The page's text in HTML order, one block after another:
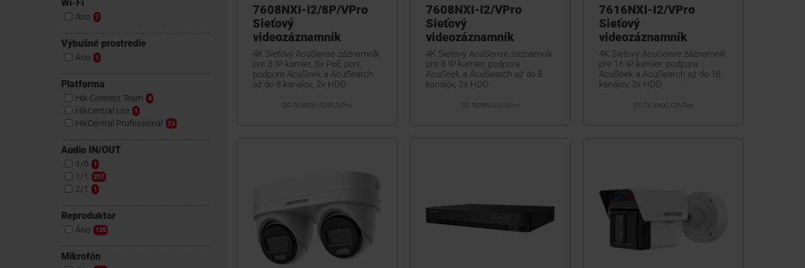
Wi-Fi
Áno 7
Výbušné prostredie
Áno 1
Platforma
Hik-Connect Team 4
HikCentral Lite 1
HikCentral Professional 23
Audio IN/OUT
1/0 1
1/1 207
2/1 1
Reproduktor
Áno 135
Mikrofón
7608NXI-I2/8P/VPro
Sieťový
videozáznamník
4K Sieťový AcuSense záznamník
pre 8 IP kamier, 8x PoE port,
podpora AcuSeek a AcuSearch
až do 8 kanálov, 2x HDD
DS-7608NXI-I2/8P/VPro
7608NXI-I2/VPro
Sieťový
videozáznamník
4K Sieťový AcuSense záznamník
pre 8 IP kamier, podpora
AcuSeek a AcuSearch až do 8
kanálov, 2x HDD
DS-7608NXI-I2/VPro
7616NXI-I2/VPro
Sieťový
videozáznamník
4K Sieťový AcuSense záznamník
pre 16 IP kamier, podpora
AcuSeek a AcuSearch až do 16
kanálov, 2x HDD
DS-7616NXI-I2/VPro